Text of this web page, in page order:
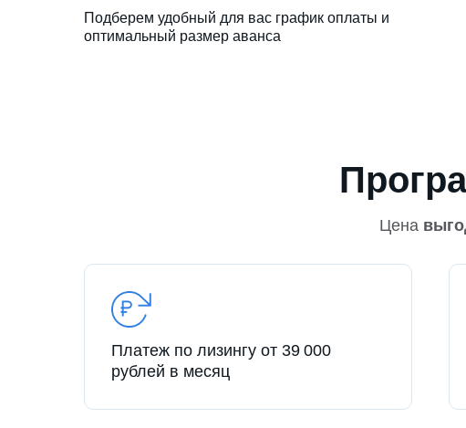
Подберем удобный для вас график оплаты и
оптимальный размер аванса
Цена
Платеж по лизингу от 39 000
рублей в месяц